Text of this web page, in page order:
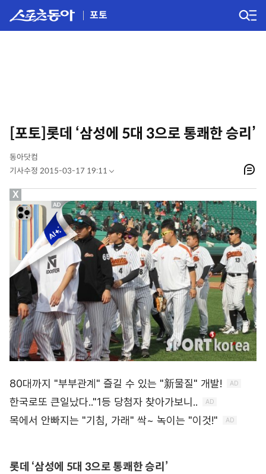
포토
[포토]롯데 ‘삼성에 5대 3으로 통쾌한 승리’
동아닷컴
기사수정 2015-03-17 19:11
롯데 ‘삼성에 5대 3으로 통쾌한 승리’
X